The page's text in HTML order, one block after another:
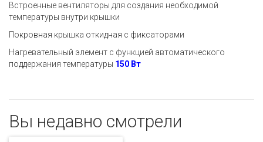
Встроенные вентиляторы для создания необходимой
температуры внутри крышки
Покровная крышка откидная с фиксаторами
Нагревательный элемент с функцией автоматического
поддержания температуры 150 Вт
Вы недавно смотрели